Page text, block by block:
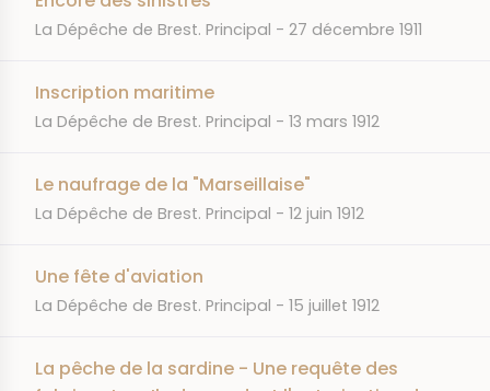
JOURNAL
La Dépêche de Brest. Principal DATE
27 décembre 1911
Inscription maritime
JOURNAL
La Dépêche de Brest. Principal DATE
13 mars 1912
Le naufrage de la "Marseillaise"
JOURNAL
La Dépêche de Brest. Principal DATE
12 juin 1912
Une fête d'aviation
JOURNAL
La Dépêche de Brest. Principal DATE
15 juillet 1912
La pêche de la sardine - Une requête des